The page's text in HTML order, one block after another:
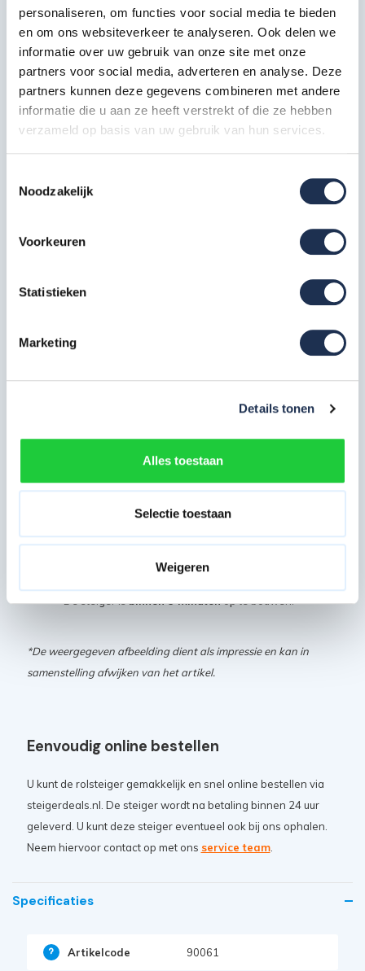
personaliseren, om functies voor social media te bieden
en om ons websiteverkeer te analyseren. Ook delen we
informatie over uw gebruik van onze site met onze
partners voor social media, adverteren en analyse. Deze
partners kunnen deze gegevens combineren met andere
informatie die u aan ze heeft verstrekt of die ze hebben
verzameld op basis van uw gebruik van hun services.
Noodzakelijk
Voorkeuren
Statistieken
Marketing
Details tonen
Alles toestaan
Selectie toestaan
Weigeren
1x
Kantplankset aluminium 75x250
Artikelcode: 40231
Wiel nylon + stalen spindel 20
cm
Artikelcode: 40209
Met de term werkhoogte wordt bedoelt de hoogte waarop u
kunt werken als u op het platform staat. De formule die hierbij
Alle steigeronderdelen zijn ooklos te bestellen.
Al onze steigers zijn gemaakt van aluminium en
daarom licht van gewicht en makkelijk verrijdbaar.
De steiger isbinnen 5 minutenop te bouwen.
*De weergegeven afbeelding dient als impressie en kan in
samenstelling afwijken van het artikel.
Eenvoudig online bestellen
U kunt de rolsteiger gemakkelijk en snel online bestellen via
steigerdeals.nl. De steiger wordt na betaling binnen 24 uur
geleverd. U kunt deze steiger eventueel ook bij ons ophalen.
Neem hiervoor contact op met ons service team.
Specificaties
Artikelcode 90061